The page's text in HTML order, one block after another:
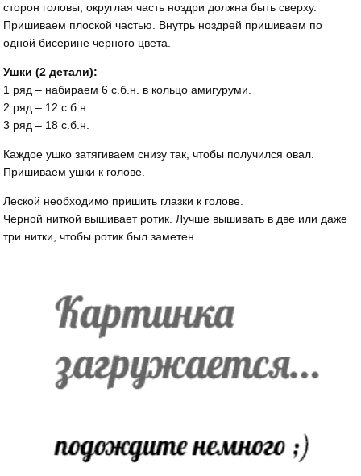
сторон головы, округлая часть ноздри должна быть сверху.
Пришиваем плоской частью. Внутрь ноздрей пришиваем по
одной бисерине черного цвета.
Ушки (2 детали):
1 ряд – набираем 6 с.б.н. в кольцо амигуруми.
2 ряд – 12 с.б.н.
3 ряд – 18 с.б.н.
Каждое ушко затягиваем снизу так, чтобы получился овал.
Пришиваем ушки к голове.
Леской необходимо пришить глазки к голове.
Черной ниткой вышивает ротик. Лучше вышивать в две или даже
три нитки, чтобы ротик был заметен.